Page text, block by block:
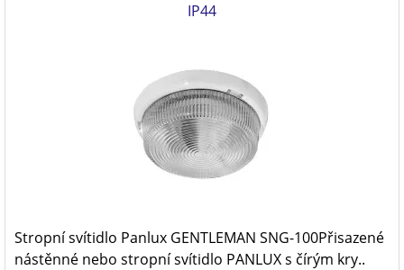
IP44
Stropní svítidlo Panlux GENTLEMAN SNG-100Přisazené
nástěnné nebo stropní svítidlo PANLUX s čírým kry..